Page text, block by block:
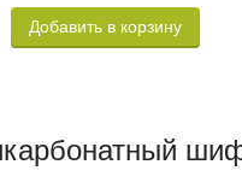
Добавить в корзину